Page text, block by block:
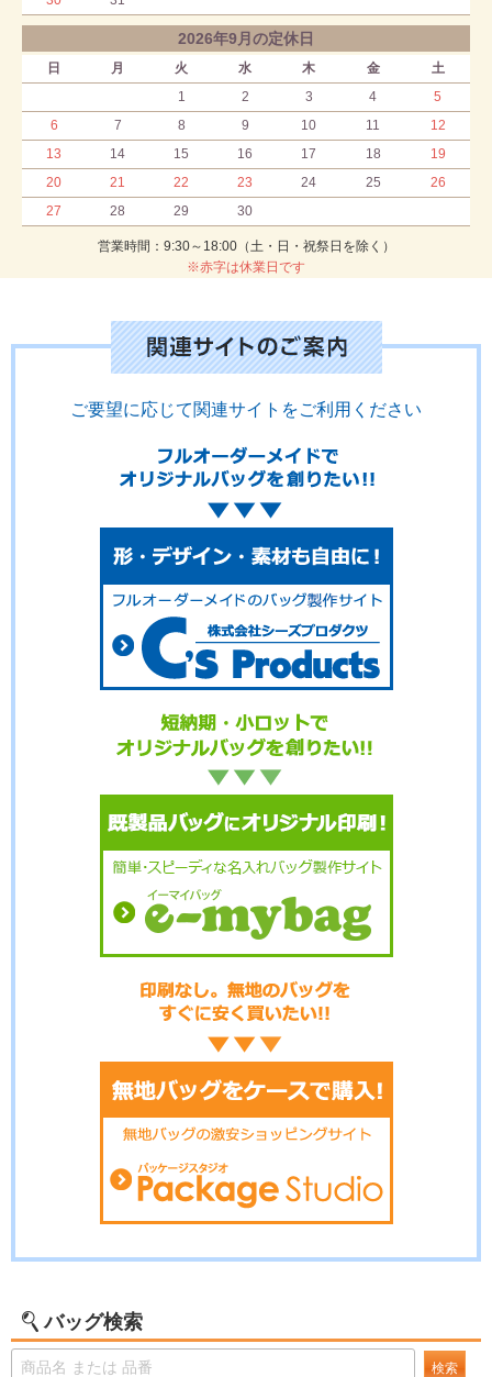
2026年9月の定休日
日 月 火 水 木 金
土
1
2 3 4
5
6
7 8 9 10 11
12
13
14 15 16 17 18
19
20
21 22 23 24 25
26
27
28 29 30
営業時間：9:30～18:00（土・日・祝祭日を除く）
※赤字は休業日です
ご要望に応じて関連サイトをご利用ください
バッグ検索
検索